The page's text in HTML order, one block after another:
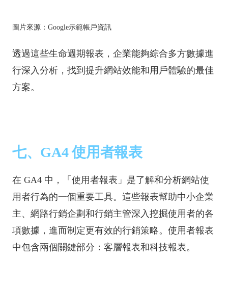
圖片來源：Google示範帳戶資訊
透過這些生命週期報表，企業能夠綜合多方數據進
行深入分析，找到提升網站效能和用戶體驗的最佳
方案。
七、GA4 使用者報表
在 GA4 中，「使用者報表」是了解和分析網站使
用者行為的一個重要工具。這些報表幫助中小企業
主、網路行銷企劃和行銷主管深入挖掘使用者的各
項數據，進而制定更有效的行銷策略。使用者報表
中包含兩個關鍵部分：客層報表和科技報表。